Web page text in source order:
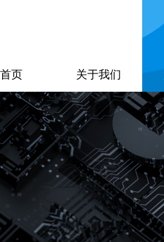
首页 关于我们